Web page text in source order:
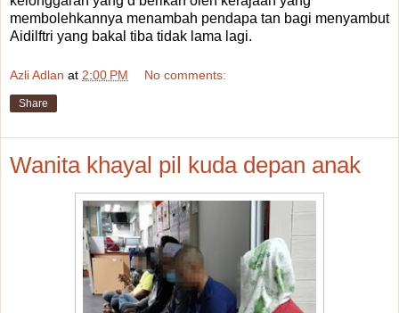
membolehkannya menambah pendapa tan bagi menyambut
Aidilftri yang bakal tiba tidak lama lagi.
Azli Adlan at 2:00 PM No comments:
Share
Wanita khayal pil kuda depan anak